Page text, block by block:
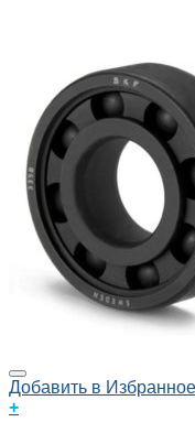
Добавить в Избранное
+